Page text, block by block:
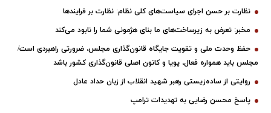
نظارت بر حسن اجرای سیاست‌های کلی نظام: نظارت بر فرایندها
مخبر: تعرض به زیرساخت‌های ما بنای هژمونی شما را نابود می‌کند
حفظ وحدت ملی و تقویت جایگاه قانون‌گذاری مجلس، ضرورتی راهبردی است/
مجلس باید همواره فعال، پویا و کانون اصلی قانون‌گذاری کشور باشد
روایتی از ساده‌زیستی رهبر شهید انقلاب از زبان حداد عادل
پاسخ محسن رضایی به تهدیدات ترامپ